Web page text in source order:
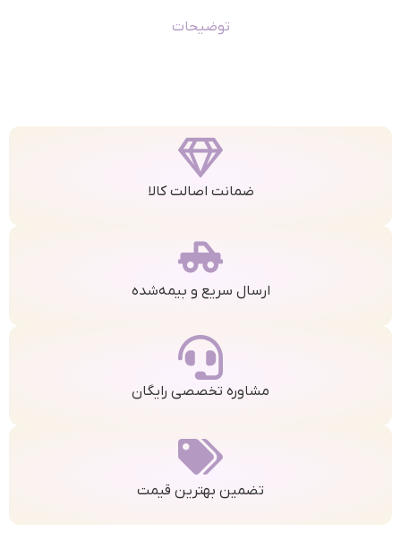
توضیحات
ضمانت اصالت کالا
ارسال سریع و بیمه‌شده
مشاوره تخصصی رایگان
تضمین بهترین قیمت